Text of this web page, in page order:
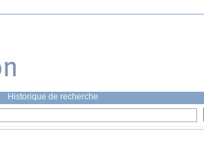
Historique de recherche